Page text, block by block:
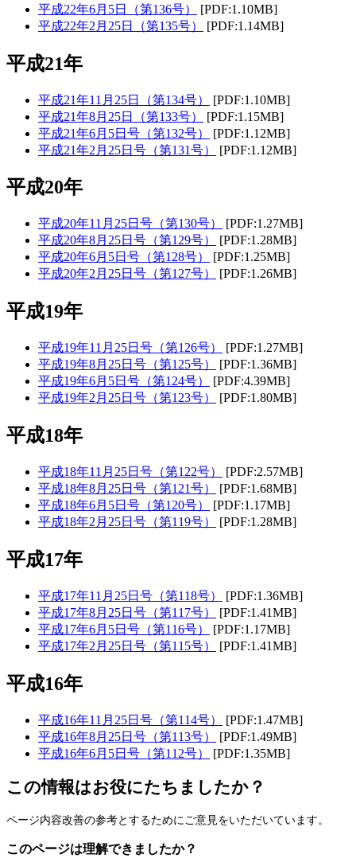
平成22年6月5日（第136号）
[PDF:1.10MB]
平成22年2月25日（第135号）
[PDF:1.14MB]
平成21年
平成21年11月25日（第134号）
[PDF:1.10MB]
平成21年8月25日（第133号）
[PDF:1.15MB]
平成21年6月5日号（第132号）
[PDF:1.12MB]
平成21年2月25日号（第131号）
[PDF:1.12MB]
平成20年
平成20年11月25日号（第130号）
[PDF:1.27MB]
平成20年8月25日号（第129号）
[PDF:1.28MB]
平成20年6月5日号（第128号）
[PDF:1.25MB]
平成20年2月25日号（第127号）
[PDF:1.26MB]
平成19年
平成19年11月25日号（第126号）
[PDF:1.27MB]
平成19年8月25日号（第125号）
[PDF:1.36MB]
平成19年6月5日号（第124号）
[PDF:4.39MB]
平成19年2月25日号（第123号）
[PDF:1.80MB]
平成18年
平成18年11月25日号（第122号）
[PDF:2.57MB]
平成18年8月25日号（第121号）
[PDF:1.68MB]
平成18年6月5日号（第120号）
[PDF:1.17MB]
平成18年2月25日号（第119号）
[PDF:1.28MB]
平成17年
平成17年11月25日号（第118号）
[PDF:1.36MB]
平成17年8月25日号（第117号）
[PDF:1.41MB]
平成17年6月5日号（第116号）
[PDF:1.17MB]
平成17年2月25日号（第115号）
[PDF:1.41MB]
平成16年
平成16年11月25日号（第114号）
[PDF:1.47MB]
平成16年8月25日号（第113号）
[PDF:1.49MB]
平成16年6月5日号（第112号）
[PDF:1.35MB]
この情報はお役にたちましたか？
ページ内容改善の参考とするためにご意見をいただいています。
このページは理解できましたか？